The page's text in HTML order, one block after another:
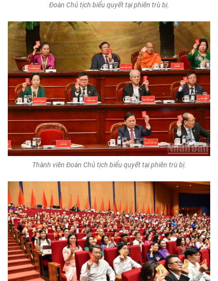
Đoàn Chủ tịch biểu quyết tại phiên trù bị.
Thành viên Đoàn Chủ tịch biểu quyết tại phiên trù bị.